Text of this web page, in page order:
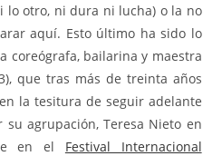
lo otro, ni dura ni lucha) o la no
aquí. Esto último ha sido lo
coreógrafa, bailarina y maestra
que tras más de treinta años
la tesitura de seguir adelante
agrupación, Teresa Nieto en
en el Festival Internacional